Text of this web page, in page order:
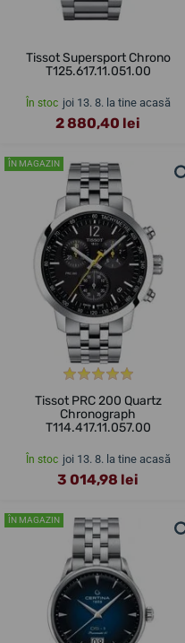
Tissot Supersport Chrono
T125.617.11.051.00
În stoc joi 13. 8. la tine acasă
2 880,40 lei
ÎN MAGAZIN
Tissot PRC 200 Quartz
Chronograph
T114.417.11.057.00
În stoc joi 13. 8. la tine acasă
3 014,98 lei
ÎN MAGAZIN